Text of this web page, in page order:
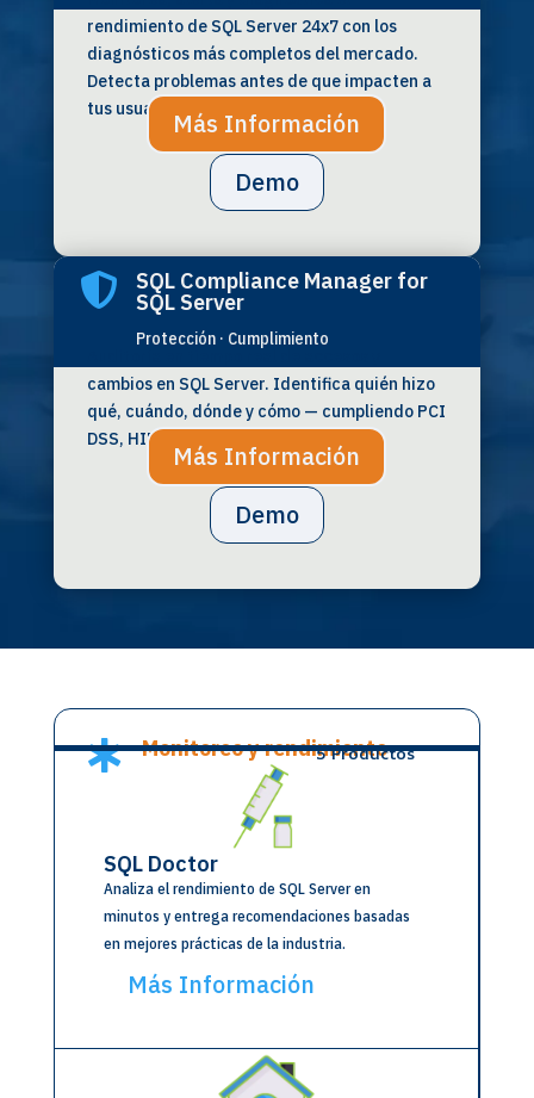
rendimiento de SQL Server 24x7 con los
diagnósticos más completos del mercado.
Detecta problemas antes de que impacten a
tus usuarios.Más Información
Demo
 SQL Compliance Manager for
SQL Server
Protección · Cumplimiento
cambios en SQL Server. Identifica quién hizo
qué, cuándo, dónde y cómo — cumpliendo PCI
DSS, HIPAA, GDPR y SOX.
Más Información
Demo
 Monitoreo y rendimiento
5 Productos
SQL Doctor
Analiza el rendimiento de SQL Server en
minutos y entrega recomendaciones basadas
en mejores prácticas de la industria.
Más Información